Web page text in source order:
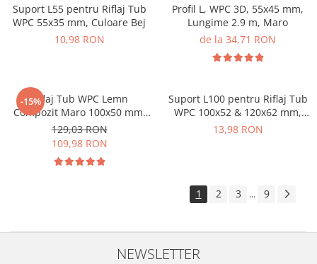
Suport L55 pentru Riflaj Tub
WPC 55x35 mm, Culoare Bej
10,98 RON
Profil L, WPC 3D, 55x45 mm,
Lungime 2.9 m, Maro
de la 34,71 RON
-15%Riflaj Tub WPC Lemn
Compozit Maro 100x50 mm,
Lungime 2.9 m, Profil
Rectangular Ramforsat
129,03 RON
109,98 RON
Suport L100 pentru Riflaj Tub
WPC 100x52 & 120x62 mm,
Culoare Gri
13,98 RON
1 2 3 ... 9
NEWSLETTER